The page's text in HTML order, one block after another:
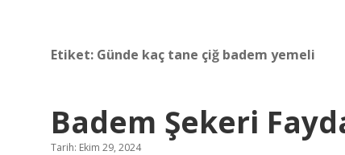
Etiket: Günde kaç tane çiğ badem yemeli
Badem Şekeri
Tarih: Ekim 29, 2024